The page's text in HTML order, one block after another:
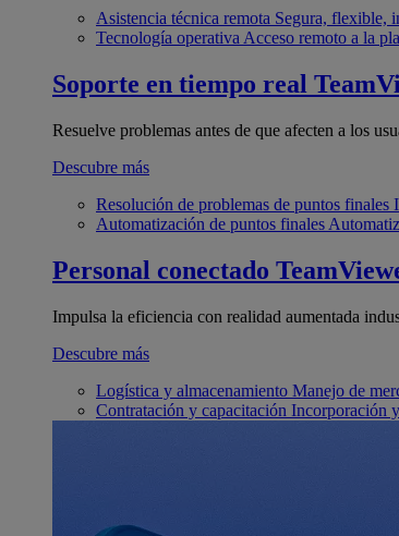
Asistencia técnica remota Segura, flexible,
Tecnología operativa Acceso remoto a la
Soporte en tiempo real
Resuelve problemas antes de que afecten a los
Descubre más
Resolución de problemas de puntos finales
Automatización de puntos finales
Personal conectado
Impulsa la eficiencia con realidad aumentada
Descubre más
Logística y almacenamiento Manejo de
Contratación y capacitación Incorporación